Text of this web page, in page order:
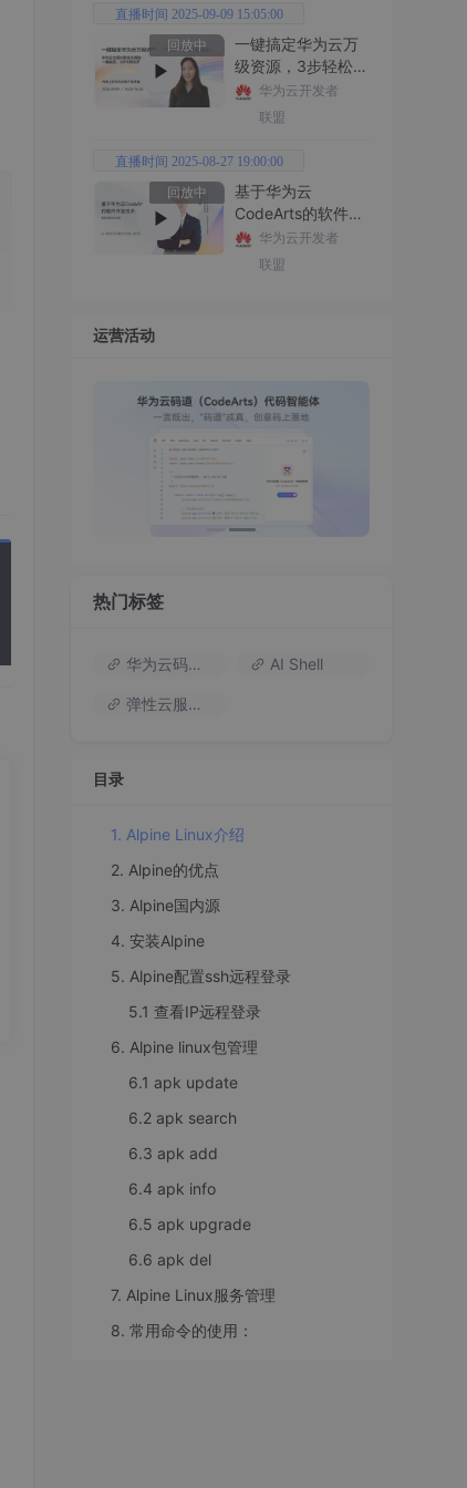
直播时间 2025-09-09 15:05:00
回放中
一键搞定华为云万
级资源，3步轻松管
理企业成本
华为云开发者
联盟
直播时间 2025-08-27 19:00:00
回放中
基于华为云
CodeArts的软件开
发技术华为云开发者
联盟
运营活动
热门标签
华为云码道（Codearts） AI Shell
弹性云服务器
目录
1. Alpine Linux介绍
2. Alpine的优点
3. Alpine国内源
4. 安装Alpine
5. Alpine配置ssh远程登录
5.1 查看IP远程登录
6. Alpine linux包管理
6.1 apk update
6.2 apk search
6.3 apk add
6.4 apk info
6.5 apk upgrade
6.6 apk del
7. Alpine Linux服务管理
8. 常用命令的使用：